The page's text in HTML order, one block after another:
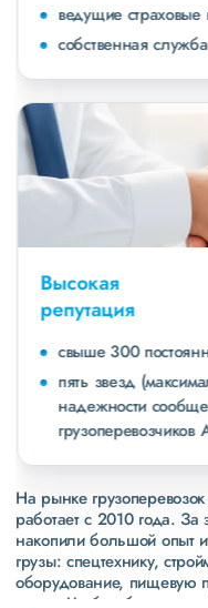
ведущие страховые
собственная
Высокая
репутация
свыше 300
пять звезд
надежности
грузоперевозчиков
На рынке
работает с 2010 года. За
накопили большой опыт
грузы: спецтехнику,
оборудование, пищевую